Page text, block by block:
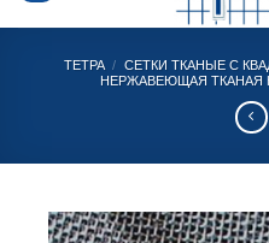
ТЕТРА / СЕТКИ ТКАНЫЕ С
НЕРЖАВЕЮЩАЯ ТКАНАЯ